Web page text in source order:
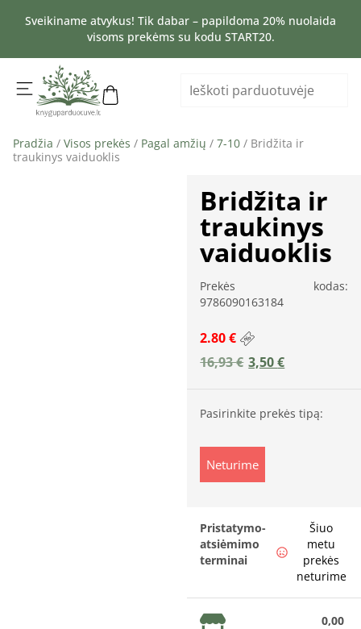
Sveikiname atvykus! Tik dabar – papildoma 20% nuolaida
visoms prekėms su kodu START20.
Pradžia / Visos prekės / Pagal amžių / 7-10 / Bridžita ir
traukinys vaiduoklis
Bridžita ir
traukinys
vaiduoklis
Prekės kodas:
9786090163184
2.80 €
16,93€ 3,50€
Pasirinkite prekės tipą:
Neturime
Pristatymo-
atsiėmimo
terminai
Šiuo
metu
prekės
neturime
0,00